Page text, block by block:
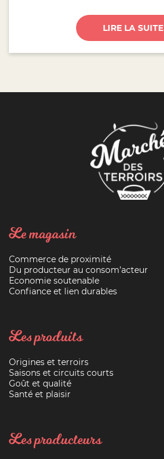
LIRE LA SUITE
Le magasin
Commerce de proximité
Du producteur au consom’acteur
Economie soutenable
Confiance et lien durables
Les produits
Origines et terroirs
Saisons et circuits courts
Goût et qualité
Santé et plaisir
Les producteurs